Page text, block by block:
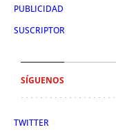
PUBLICIDAD
SUSCRIPTOR
SÍGUENOS
TWITTER